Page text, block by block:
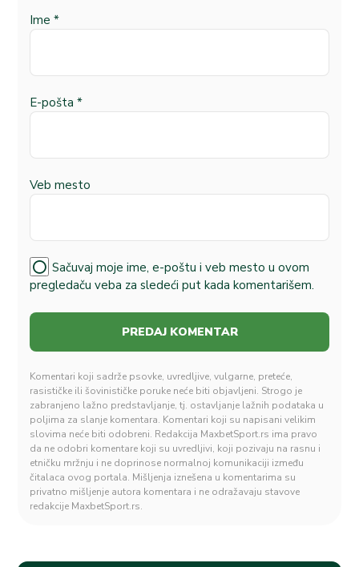
Ime *
E-pošta *
Veb mesto
Sačuvaj moje ime, e-poštu i veb mesto u ovom
pregledaču veba za sledeći put kada komentarišem.
Komentari koji sadrže psovke, uvredljive, vulgarne, preteće,
rasističke ili šovinističke poruke neće biti objavljeni. Strogo je
zabranjeno lažno predstavljanje, tj. ostavljanje lažnih podataka u
poljima za slanje komentara. Komentari koji su napisani velikim
slovima neće biti odobreni. Redakcija MaxbetSport.rs ima pravo
da ne odobri komentare koji su uvredljivi, koji pozivaju na rasnu i
etničku mržnju i ne doprinose normalnoj komunikaciji između
čitalaca ovog portala. Mišljenja iznešena u komentarima su
privatno mišljenje autora komentara i ne odražavaju stavove
redakcije MaxbetSport.rs.